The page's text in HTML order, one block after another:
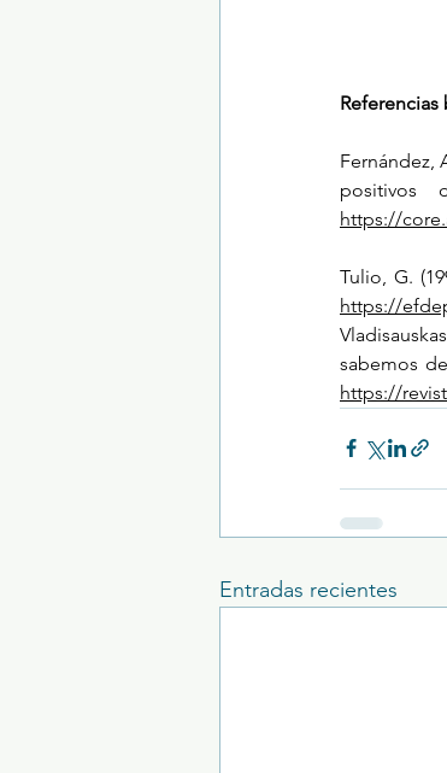
Fernández,
positivos
https://
https://
sabemos
https://
Entradas recientes